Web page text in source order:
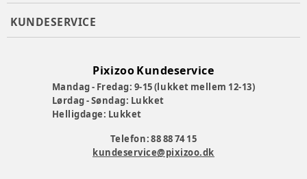
KUNDESERVICE
Pixizoo Kundeservice
Mandag - Fredag: 9-15 (lukket mellem 12-13)
Lørdag - Søndag: Lukket
Helligdage: Lukket
Telefon: 88 88 74 15
kundeservice@pixizoo.dk